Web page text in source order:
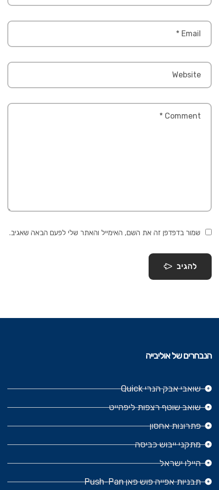
שמור בדפדפן זה את השם, האימייל והאתר שלי לפעם הבאה שאגיב.
להגיב
הנבחרים של אוליבייה
שואבי אבק הנרי Quick
שואב שוטף רצפות ליפהייט
פתרונות אחסון
מתקני ייבוש כביסה
היילו ישראל
תבניות אפייה פוש פאן Push-Pan